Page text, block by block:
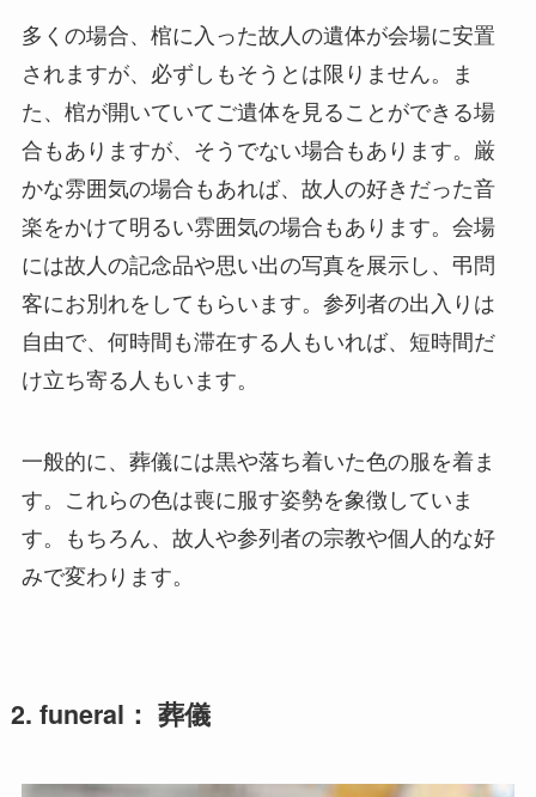
多くの場合、棺に入った故人の遺体が会場に安置
されますが、必ずしもそうとは限りません。ま
た、棺が開いていてご遺体を見ることができる場
合もありますが、そうでない場合もあります。厳
かな雰囲気の場合もあれば、故人の好きだった音
楽をかけて明るい雰囲気の場合もあります。会場
には故人の記念品や思い出の写真を展示し、弔問
客にお別れをしてもらいます。参列者の出入りは
自由で、何時間も滞在する人もいれば、短時間だ
け立ち寄る人もいます。
一般的に、葬儀には黒や落ち着いた色の服を着ま
す。これらの色は喪に服す姿勢を象徴していま
す。もちろん、故人や参列者の宗教や個人的な好
みで変わります。
2. funeral： 葬儀